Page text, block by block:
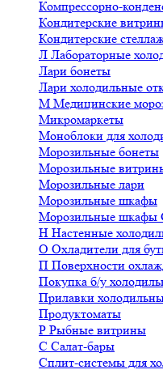
Компрессорно-
Кондитерские
Кондитерские
Л Лабораторные
Лари бонеты
Лари холодильные
М Медицинские
Микромаркеты
Моноблоки для
Морозильные бонеты
Морозильные
Морозильные лари
Морозильные шкафы
Морозильные шкафы
Н Настенные
О Охладители для
П Поверхности
Покупка б/у
Прилавки
Продуктоматы
Р Рыбные витрины
С Салат-бары
Сплит-системы для